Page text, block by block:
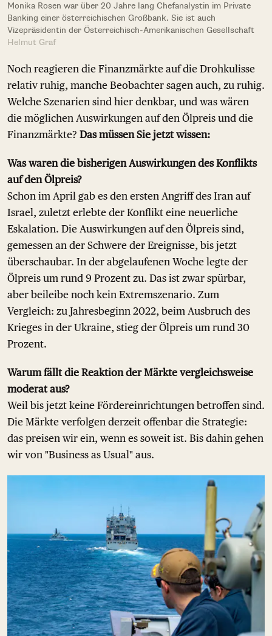
Monika Rosen war über 20 Jahre lang Chefanalystin im Private
Banking einer österreichischen Großbank. Sie ist auch
Vizepräsidentin der Österreichisch-Amerikanischen Gesellschaft
Helmut Graf
Noch reagieren die Finanzmärkte auf die Drohkulisse
relativ ruhig, manche Beobachter sagen auch, zu ruhig.
Welche Szenarien sind hier denkbar, und was wären
die möglichen Auswirkungen auf den Ölpreis und die
Finanzmärkte? Das müssen Sie jetzt wissen:
Was waren die bisherigen Auswirkungen des Konflikts
auf den Ölpreis?
Schon im April gab es den ersten Angriff des Iran auf
Israel, zuletzt erlebte der Konflikt eine neuerliche
Eskalation. Die Auswirkungen auf den Ölpreis sind,
gemessen an der Schwere der Ereignisse, bis jetzt
überschaubar. In der abgelaufenen Woche legte der
Ölpreis um rund 9 Prozent zu. Das ist zwar spürbar,
aber beileibe noch kein Extremszenario. Zum
Vergleich: zu Jahresbeginn 2022, beim Ausbruch des
Krieges in der Ukraine, stieg der Ölpreis um rund 30
Prozent.
Warum fällt die Reaktion der Märkte vergleichsweise
moderat aus?
Weil bis jetzt keine Fördereinrichtungen betroffen sind.
Die Märkte verfolgen derzeit offenbar die Strategie:
das preisen wir ein, wenn es soweit ist. Bis dahin gehen
wir von "Business as Usual" aus.